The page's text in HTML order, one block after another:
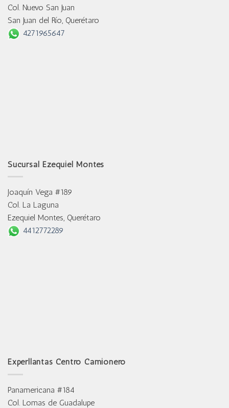
Col. Nuevo San Juan
San Juan del Río, Querétaro
4271965647
Sucursal Ezequiel Montes
Joaquín Vega #189
Col. La Laguna
Ezequiel Montes, Querétaro
4412772289
Experllantas Centro Camionero
Panamericana #184
Col. Lomas de Guadalupe